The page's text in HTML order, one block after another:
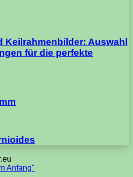
Keilrahmenbilder: Auswahl
für die perfekte
Anfang"